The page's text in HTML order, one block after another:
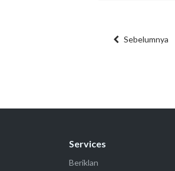
Sebelumnya
Services
Beriklan